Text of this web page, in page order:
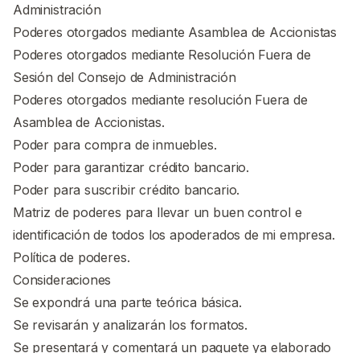
Administración
Poderes otorgados mediante Asamblea de Accionistas
Poderes otorgados mediante Resolución Fuera de
Sesión del Consejo de Administración
Poderes otorgados mediante resolución Fuera de
Asamblea de Accionistas.
Poder para compra de inmuebles.
Poder para garantizar crédito bancario.
Poder para suscribir crédito bancario.
Matriz de poderes para llevar un buen control e
identificación de todos los apoderados de mi empresa.
Política de poderes.
Consideraciones
Se expondrá una parte teórica básica.
Se revisarán y analizarán los formatos.
Se presentará y comentará un paquete ya elaborado